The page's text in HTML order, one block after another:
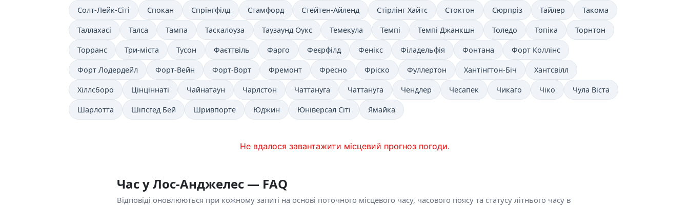
Солт-Лейк-Сіті Спокан Спрінгфілд Стамфорд Стейтен-Айленд Стірлінг Хайтс Стоктон Сюрпріз Тайлер Такома
Таллахасі Талса Тампа Таскалоуза Таузаунд Оукс Темекула Темпі Темпі Джанкшн Толедо Топіка Торнтон
Торранс Три-міста Тусон Фаєттвіль Фарго Феєрфілд Фенікс Філадельфія Фонтана Форт Коллінс
Форт Лодердейл Форт-Вейн Форт-Ворт Фремонт Фресно Фріско Фуллертон Хантінгтон-Біч Хантсвілл
Хіллсборо Цінціннаті Чайнатаун Чарлстон Чаттануга Чаттануга Чендлер Чесапек Чикаго Чіко Чула Віста
Шарлотта Шіпсгед Бей Шривпорте Юджин Юніверсал Сіті Ямайка
Не вдалося завантажити місцевий прогноз погоди.
Час у Лос-Анджелес — FAQ
Відповіді оновлюються при кожному запиті на основі поточного місцевого часу, часового поясу та статусу літнього часу в